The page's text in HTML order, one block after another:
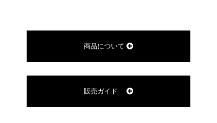
商品について
販売ガイド